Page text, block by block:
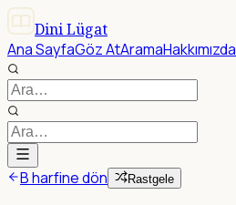
Dini Lügat
Ana SayfaGöz AtAramaHakkımızda
B harfine dön Rastgele